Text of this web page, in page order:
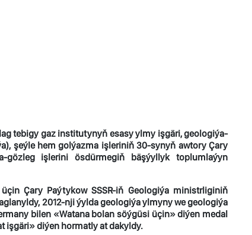
tebigy gaz institutynyň esasy ylmy işgäri, geologiýa-
şeýle hem golýazma işleriniň 30-synyň awtory Çary
gözleg işlerini ösdürmegiň bäşýyllyk toplumlaýyn
Çary Paýtykow SSSR-iň Geologiýa ministrliginiň
2012-nji ýylda geologiýa ylmyny we geologiýa
bilen «Watana bolan söýgüsi üçin» diýen medal
işgäri» diýen hormatly at dakyldy.